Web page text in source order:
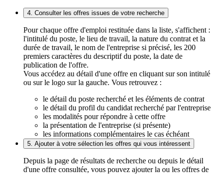
4. Consulter les offres issues de votre recherche
Pour chaque offre d'emploi restituée dans la liste, s'affichent :
l'intitulé du poste, le lieu de travail, la nature du contrat et la
durée de travail, le nom de l'entreprise si précisé, les 200
premiers caractères du descriptif du poste, la date de
publication de l'offre.
Vous accédez au détail d'une offre en cliquant sur son intitulé
ou sur le logo sur la gauche. Vous retrouvez :
le détail du poste recherché et les éléments de contrat
le détail du profil du candidat recherché par l'entreprise
les modalités pour répondre à cette offre
la présentation de l'entreprise (si présente)
les informations complémentaires le cas échéant
5. Ajouter à votre sélection les offres qui vous intéressent
Depuis la page de résultats de recherche ou depuis le détail
d'une offre consultée, vous pouvez ajouter la ou les offres de